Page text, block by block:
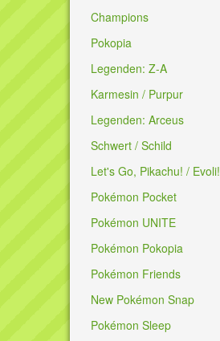
Champions
Pokopia
Legenden: Z-A
Karmesin / Purpur
Legenden: Arceus
Schwert / Schild
Let's Go, Pikachu! / Evoli!
Pokémon Pocket
Pokémon UNITE
Pokémon Pokopia
Pokémon Friends
New Pokémon Snap
Pokémon Sleep